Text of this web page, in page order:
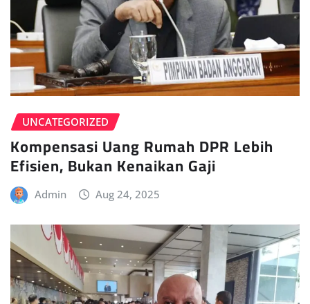
UNCATEGORIZED
Kompensasi Uang Rumah DPR Lebih
Efisien, Bukan Kenaikan Gaji
Admin Aug 24, 2025